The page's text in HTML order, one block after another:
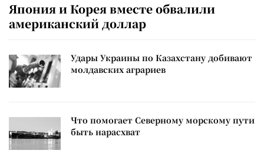
Япония и Корея вместе обвалили
американский доллар
Удары Украины по Казахстану добивают
молдавских аграриев
Что помогает Северному морскому пути
быть нарасхват